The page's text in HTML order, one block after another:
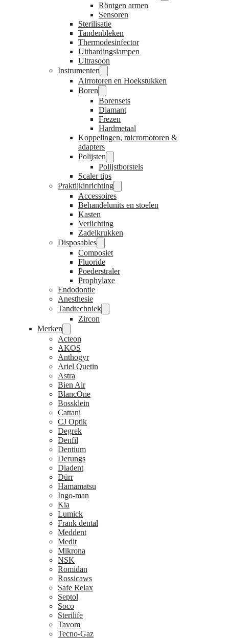
Röntgen armen
Sensoren
Sterilisatie
Tandenbleken
Thermodesinfector
Uithardingslampen
Ultrasoon
Instrumenten
Airrotoren en Hoekstukken
Boren
Borensets
Diamant
Frezen
Hardmetaal
Koppelingen, micromotoren &
adapters
Polijsten
Polijstborstels
Scaler tips
Praktijkinrichting
Accessoires
Behandelunits en stoelen
Kasten
Verlichting
Zadelkrukken
Disposables
Composiet
Fluoride
Poederstraler
Prophylaxe
Endodontie
Anesthesie
Tandtechniek
Zircon
Merken
Acteon
AKOS
Anthogyr
Ariel Quetin
Astra
Bien Air
BlancOne
Bossklein
Cattani
CJ Optik
Degrek
Denfil
Dentium
Derungs
Diadent
Dürr
Hamamatsu
Ingo-man
Kia
Lumick
Frank dental
Meddent
Medit
Mikrona
NSK
Romidan
Rossicaws
Safe Relax
Septol
Soco
Sterilife
Tavom
Tecno-Gaz